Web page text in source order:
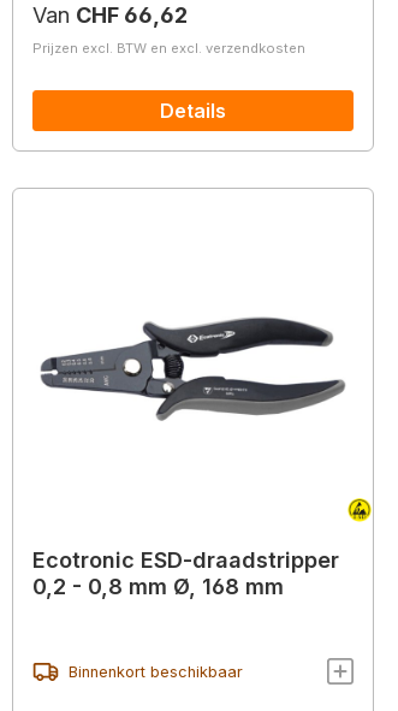
Normale prijs:
Van CHF 66,62
Prijzen excl. BTW en excl. verzendkosten
Details
Ecotronic ESD-draadstripper
0,2 - 0,8 mm Ø, 168 mm
Binnenkort beschikbaar